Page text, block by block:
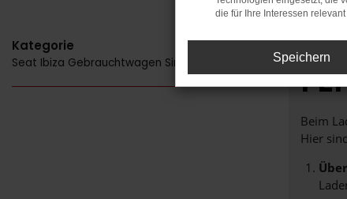
Kategorie
Seat Ibiza Gebrauchtwagen Sindelfingen
Beim
Hier
die für Ihre Interessen
Speichern